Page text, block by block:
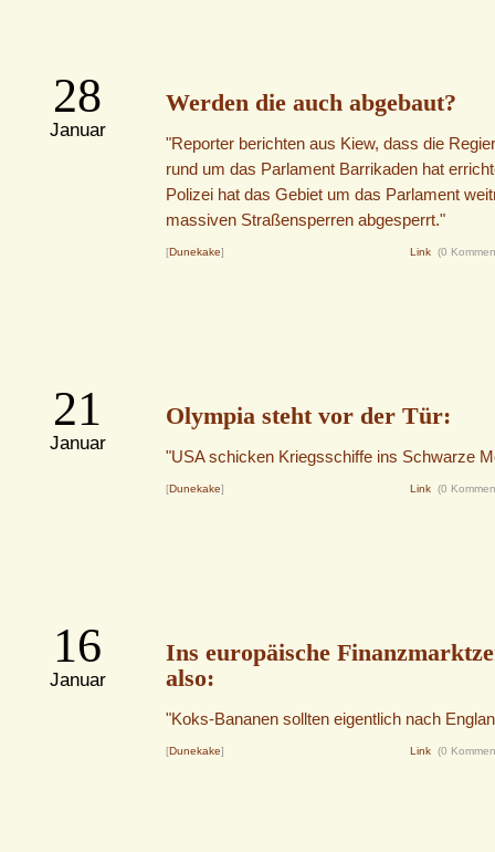
28
Januar
Werden die auch abgebaut?
"Reporter berichten aus Kiew, dass die
rund um das Parlament Barrikaden hat
Polizei hat das Gebiet um das Parlament
massiven Straßensperren abgesperrt."
[Dunekake] Link (0
21
Januar
Olympia steht vor der Tür:
"USA schicken Kriegsschiffe ins Schwarze
[Dunekake] Link (0
16
Januar
Ins europäische
also:
"Koks-Bananen sollten eigentlich nach
[Dunekake] Link (0